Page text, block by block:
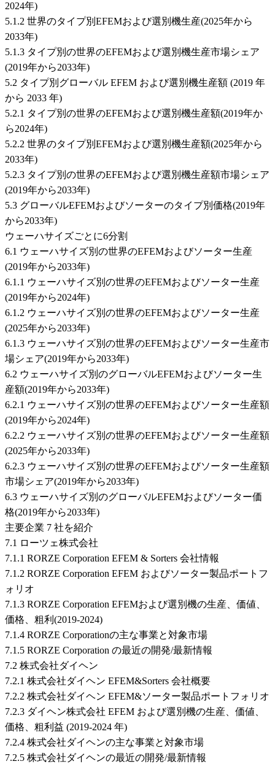
2024年)
5.1.2 世界のタイプ別EFEMおよび選別機生産(2025年から
2033年)
5.1.3 タイプ別の世界のEFEMおよび選別機生産市場シェア
(2019年から2033年)
5.2 タイプ別グローバル EFEM および選別機生産額 (2019 年
から 2033 年)
5.2.1 タイプ別の世界のEFEMおよび選別機生産額(2019年か
ら2024年)
5.2.2 世界のタイプ別EFEMおよび選別機生産額(2025年から
2033年)
5.2.3 タイプ別の世界のEFEMおよび選別機生産額市場シェア
(2019年から2033年)
5.3 グローバルEFEMおよびソーターのタイプ別価格(2019年
から2033年)
ウェーハサイズごとに6分割
6.1 ウェーハサイズ別の世界のEFEMおよびソーター生産
(2019年から2033年)
6.1.1 ウェーハサイズ別の世界のEFEMおよびソーター生産
(2019年から2024年)
6.1.2 ウェーハサイズ別の世界のEFEMおよびソーター生産
(2025年から2033年)
6.1.3 ウェーハサイズ別の世界のEFEMおよびソーター生産市
場シェア(2019年から2033年)
6.2 ウェーハサイズ別のグローバルEFEMおよびソーター生
産額(2019年から2033年)
6.2.1 ウェーハサイズ別の世界のEFEMおよびソーター生産額
(2019年から2024年)
6.2.2 ウェーハサイズ別の世界のEFEMおよびソーター生産額
(2025年から2033年)
6.2.3 ウェーハサイズ別の世界のEFEMおよびソーター生産額
市場シェア(2019年から2033年)
6.3 ウェーハサイズ別のグローバルEFEMおよびソーター価
格(2019年から2033年)
主要企業 7 社を紹介
7.1 ローツェ株式会社
7.1.1 RORZE Corporation EFEM & Sorters 会社情報
7.1.2 RORZE Corporation EFEM およびソーター製品ポートフ
ォリオ
7.1.3 RORZE Corporation EFEMおよび選別機の生産、価値、
価格、粗利(2019-2024)
7.1.4 RORZE Corporationの主な事業と対象市場
7.1.5 RORZE Corporation の最近の開発/最新情報
7.2 株式会社ダイヘン
7.2.1 株式会社ダイヘン EFEM&Sorters 会社概要
7.2.2 株式会社ダイヘン EFEM&ソーター製品ポートフォリオ
7.2.3 ダイヘン株式会社 EFEM および選別機の生産、価値、
価格、粗利益 (2019-2024 年)
7.2.4 株式会社ダイヘンの主な事業と対象市場
7.2.5 株式会社ダイヘンの最近の開発/最新情報